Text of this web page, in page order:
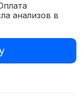
анализов в